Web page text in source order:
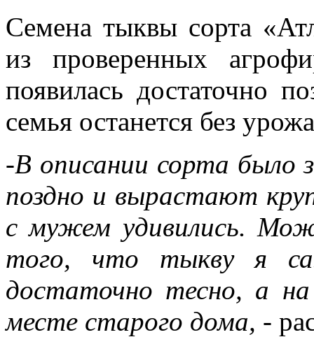
Семена тыквы сорта
из проверенных
появилась достаточно
семья останется без
-В описании сорта было
поздно и вырастают
с мужем удивились.
того, что тыкву я
достаточно тесно, а
месте старого дома, -